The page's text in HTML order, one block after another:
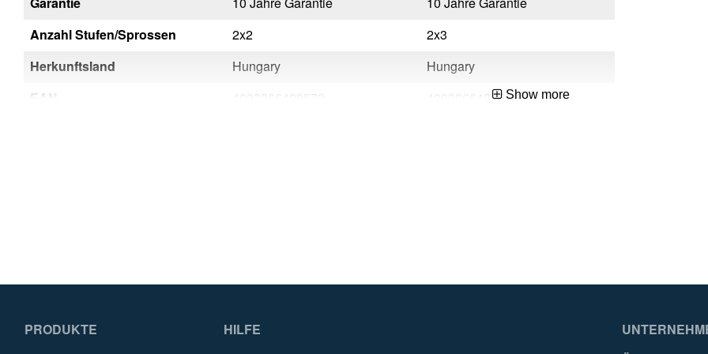
Anzahl Stufen/Sprossen
Herkunftsland
EAN
2x2
Hungary
4003866489572
2x3
Hungary
4003866489596Show more
PRODUKTE
HILFE